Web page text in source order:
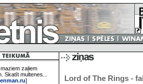
zaļiem
Skatīt multenes...
]
Lord of The Rings -